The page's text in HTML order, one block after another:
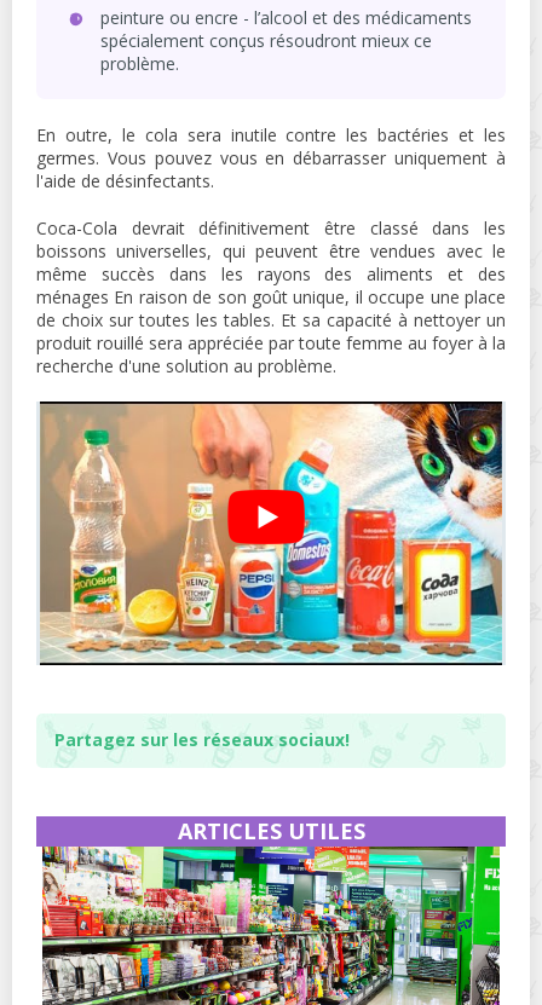
peinture ou encre - l’alcool et des médicaments
spécialement conçus résoudront mieux ce
problème.
En outre, le cola sera inutile contre les bactéries et les
germes. Vous pouvez vous en débarrasser uniquement à
l'aide de désinfectants.
Coca-Cola devrait définitivement être classé dans les
boissons universelles, qui peuvent être vendues avec le
même succès dans les rayons des aliments et des
ménages En raison de son goût unique, il occupe une place
de choix sur toutes les tables. Et sa capacité à nettoyer un
produit rouillé sera appréciée par toute femme au foyer à la
recherche d'une solution au problème.
Partagez sur les réseaux sociaux!
ARTICLES UTILES